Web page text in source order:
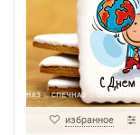
избранное